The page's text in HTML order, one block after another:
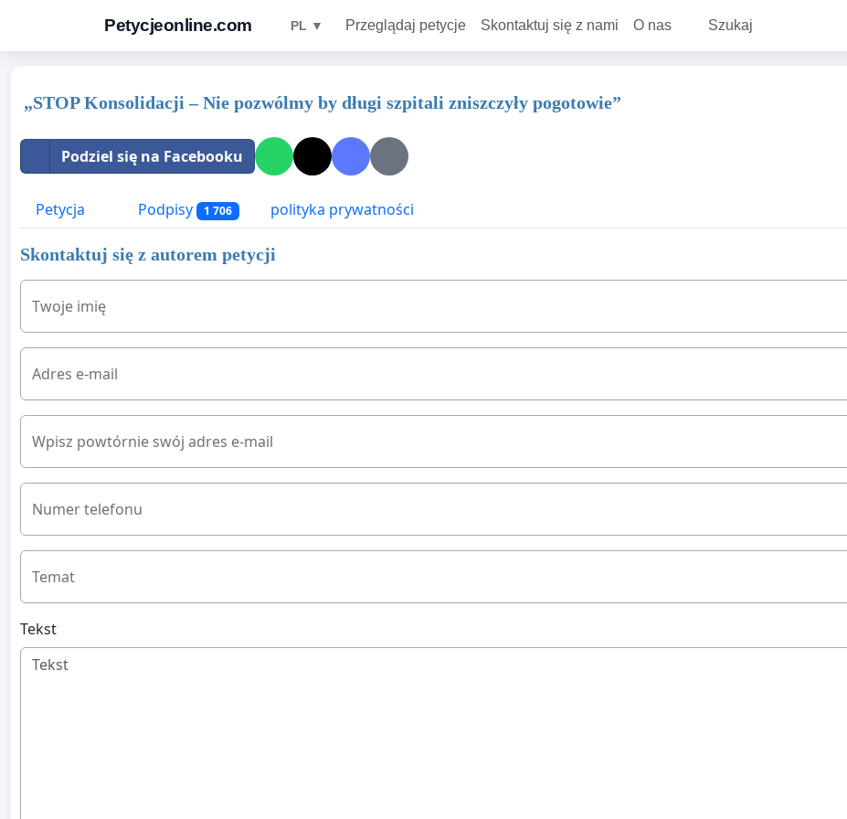
Petycjeonline.com PL ▼ Przeglądaj petycje Skontaktuj się z nami O nas Szukaj
„STOP Konsolidacji – Nie pozwólmy by długi szpitali zniszczyły pogotowie”
Podziel się na Facebooku
Petycja Podpisy 1 706 polityka prywatności
Skontaktuj się z autorem petycji
Twoje imię
Adres e-mail
Wpisz powtórnie swój adres e-mail
Numer telefonu
Temat
Tekst